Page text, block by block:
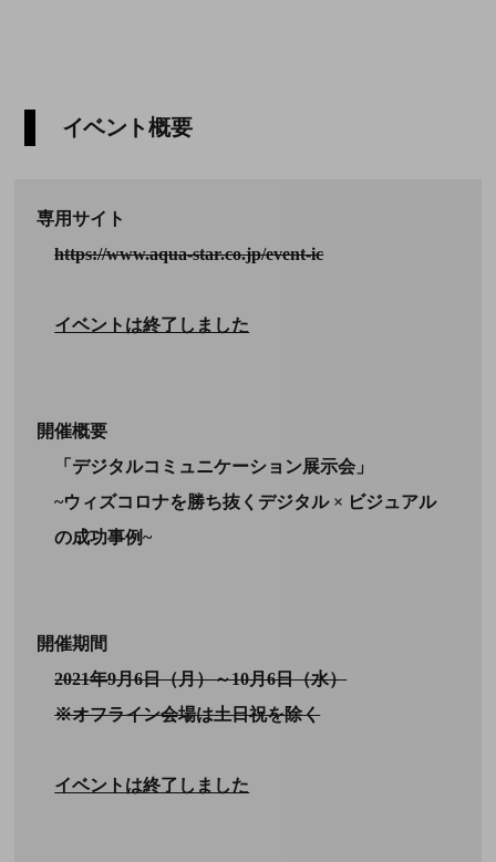
イベント概要
専用サイト
https://www.aqua-star.co.jp/event-ic
イベントは終了しました
開催概要
「デジタルコミュニケーション展示会」
~ウィズコロナを勝ち抜くデジタル × ビジュアル
の成功事例~
開催期間
2021年9月6日（月）～10月6日（水）
※オフライン会場は土日祝を除く
イベントは終了しました